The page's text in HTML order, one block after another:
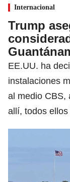
Internacional
Trump
EE.UU. ha
instalaciones
al medio CBS,
allí, todos